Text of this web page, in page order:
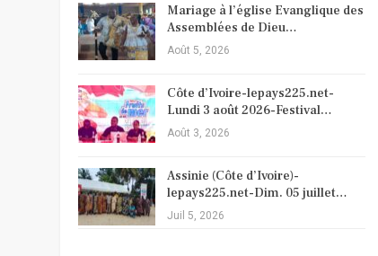
Mariage à l’église Evanglique des
Assemblées de Dieu…
Août 5, 2026
Côte d’Ivoire-lepays225.net-
Lundi 3 août 2026-Festival…
Août 3, 2026
Assinie (Côte d’Ivoire)-
lepays225.net-Dim. 05 juillet…
Juil 5, 2026